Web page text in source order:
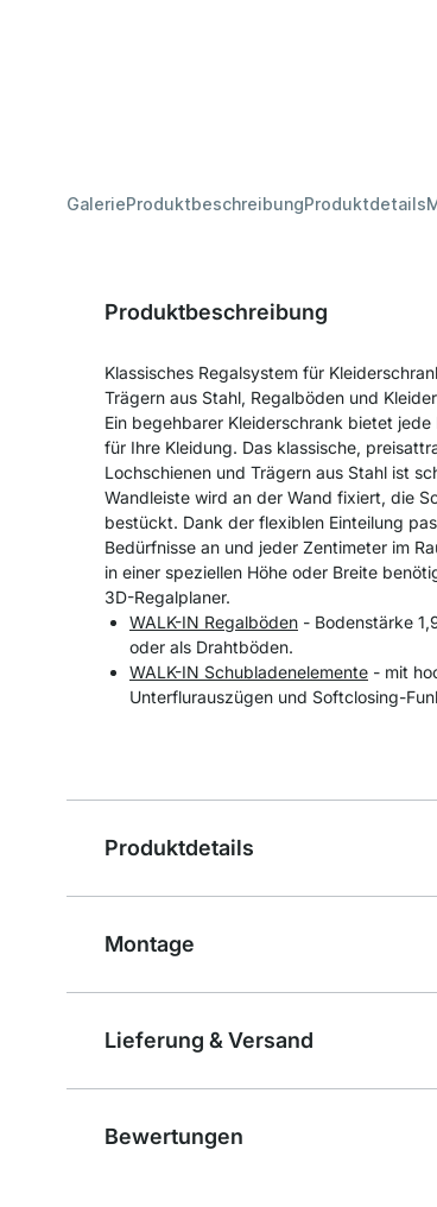
GalerieProduktbeschreibungProduktdetails
Produktbeschreibung
Klassisches Regalsystem für
Trägern aus Stahl, Regalböden und
Ein begehbarer Kleiderschrank bietet
für Ihre Kleidung. Das klassische,
Lochschienen und Trägern aus Stahl ist
Wandleiste wird an der Wand fixiert, die
bestückt. Dank der flexiblen Einteilung
Bedürfnisse an und jeder Zentimeter im
in einer speziellen Höhe oder Breite
3D-Regalplaner.
WALK-IN Regalböden - Bodenstärke
oder als Drahtböden.
WALK-IN Schubladenelemente - mit
Unterflurauszügen und Softclosing-
Produktdetails
Montage
Lieferung & Versand
Bewertungen